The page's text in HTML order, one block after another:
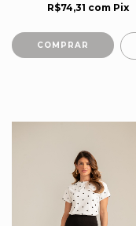
R$74,31 com Pix
COMPRAR